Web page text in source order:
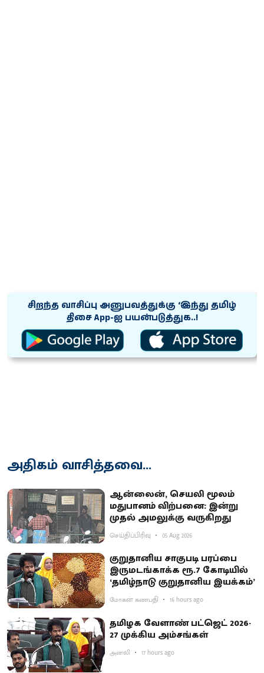
சிறந்த வாசிப்பு அனுபவத்துக்கு ‘இந்து தமிழ்
திசை App-ஐ பயன்படுத்துக..!
அதிகம் வாசித்தவை...
ஆன்லைன், செயலி மூலம்
மதுபானம் விற்பனை: இன்று
முதல் அமலுக்கு வருகிறது
செய்திப்பிரிவு 05 Aug 2026
குறுதானிய சாகுபடி பரப்பை
இருமடங்காக்க ரூ.7 கோடியில்
‘தமிழ்நாடு குறுதானிய இயக்கம்’
மோகன் கணபதி 16 hours ago
தமிழக வேளாண் பட்ஜெட் 2026-
27 முக்கிய அம்சங்கள்
அனலி 17 hours ago